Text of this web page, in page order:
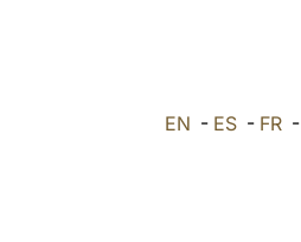
EN - ES- FR-